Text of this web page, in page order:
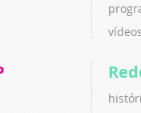
vídeos